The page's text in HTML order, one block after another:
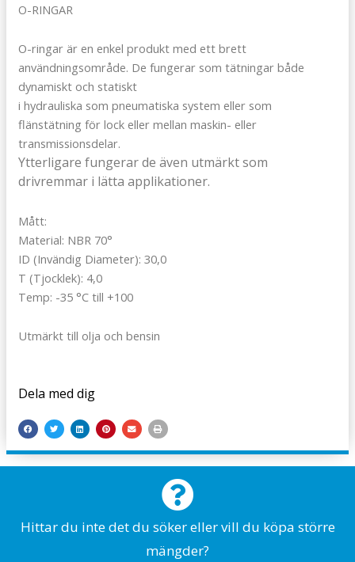
O-RINGAR
O-ringar är en enkel produkt med ett brett
användningsområde. De fungerar som tätningar både
dynamiskt och statiskt
i hydrauliska som pneumatiska system eller som
flänstätning för lock eller mellan maskin- eller
transmissionsdelar.
Ytterligare fungerar de även utmärkt som
drivremmar i lätta applikationer.
Mått:
Material: NBR 70°
ID (Invändig Diameter): 30,0
T (Tjocklek): 4,0
Temp: -35 °C till +100
Utmärkt till olja och bensin
Dela med dig
Hittar du inte det du söker eller vill du köpa större
mängder?